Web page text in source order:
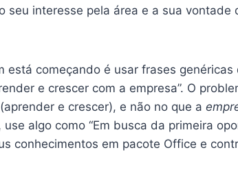
seu interesse pela área e a sua vontade
está começando é usar frases genéricas
e crescer com a empresa”. O
e crescer), e não no que a
algo como “Em busca da primeira
conhecimentos em pacote Office e